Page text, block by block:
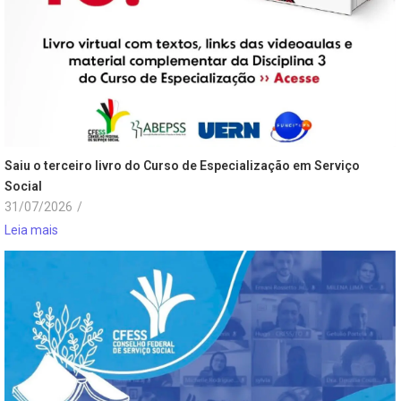
Saiu o terceiro livro do Curso de Especialização em Serviço
Social
31/07/2026 /
Leia mais